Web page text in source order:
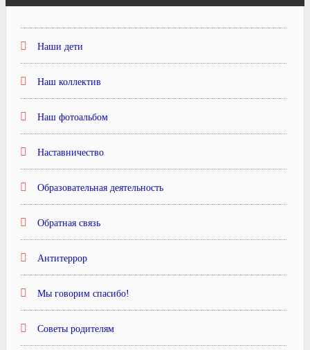
Наши дети
Наш коллектив
Наш фотоальбом
Наставничество
Образовательная деятельность
Обратная связь
Антитеррор
Мы говорим спасибо!
Советы родителям